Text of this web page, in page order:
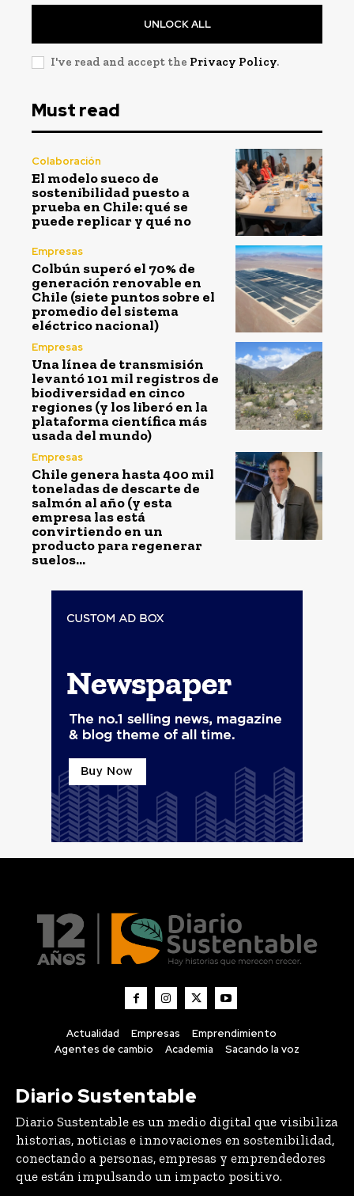
UNLOCK ALL
I've read and accept the Privacy Policy.
Must read
Colaboración
El modelo sueco de
sostenibilidad puesto a
prueba en Chile: qué se
puede replicar y qué no
Empresas
Colbún superó el 70% de
generación renovable en
Chile (siete puntos sobre el
promedio del sistema
eléctrico nacional)
Empresas
Una línea de transmisión
levantó 101 mil registros de
biodiversidad en cinco
regiones (y los liberó en la
plataforma científica más
usada del mundo)
Empresas
Chile genera hasta 400 mil
toneladas de descarte de
salmón al año (y esta
empresa las está
convirtiendo en un
producto para regenerar
suelos...
Actualidad Empresas
Emprendimiento
Agentes de cambio
Academia Sacando la voz
Diario Sustentable
Diario Sustentable es un medio digital que visibiliza
historias, noticias e innovaciones en sostenibilidad,
conectando a personas, empresas y emprendedores
que están impulsando un impacto positivo.